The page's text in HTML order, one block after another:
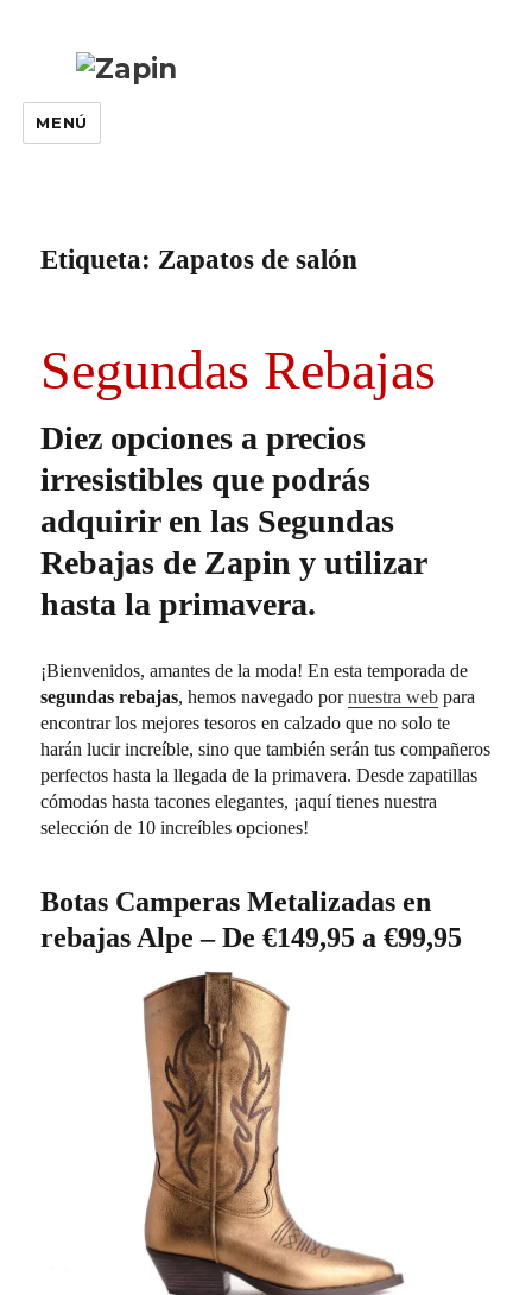
MENÚ
Etiqueta: Zapatos de salón
Segundas Rebajas
Diez opciones a precios
irresistibles que podrás
adquirir en las Segundas
Rebajas de Zapin y utilizar
hasta la primavera.
¡Bienvenidos, amantes de la moda! En esta temporada de
segundas rebajas, hemos navegado pornuestra web para
encontrar los mejores tesoros en calzado que no solo te
harán lucir increíble, sino que también serán tus compañeros
perfectos hasta la llegada de la primavera. Desde zapatillas
cómodas hasta tacones elegantes, ¡aquí tienes nuestra
selección de 10 increíbles opciones!
Botas Camperas Metalizadas en
rebajas Alpe – De €149,95 a €99,95